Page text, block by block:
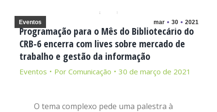
mar 30 2021
Eventos
Programação para o Mês do Bibliotecário do
CRB-6 encerra com lives sobre mercado de
trabalho e gestão da informação
Eventos Por Comunicação 30 de março de 2021
O tema complexo pede uma palestra à